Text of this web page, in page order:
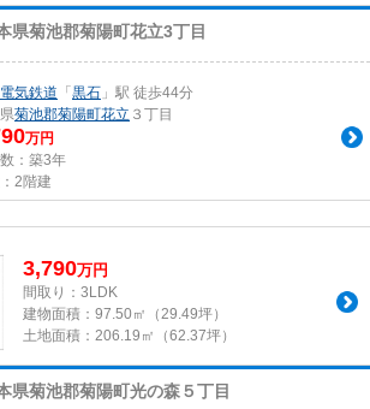
県菊池郡菊陽町花立3丁目
気鉄道 「 黒石 」駅 徒歩44分
菊池郡菊陽町花立 ３丁目
万円
：築3年
2階建
3,790万円
間取り：3LDK
建物面積： 97.50㎡（29.49坪）
土地面積： 206.19㎡（62.37坪）
県菊池郡菊陽町光の森５丁目